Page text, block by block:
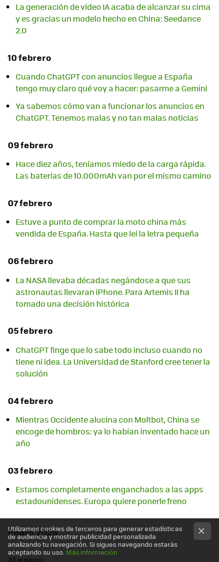
La generación de vídeo IA acaba de alcanzar su cima
y es gracias un modelo hecho en China: Seedance
2.0
10 febrero
Cuando ChatGPT con anuncios llegue a España
tengo muy claro qué voy a hacer: pasarme a Gemini
Ya sabemos cómo van a funcionar los anuncios en
ChatGPT. Tenemos malas y no tan malas noticias
09 febrero
Hace diez años, teníamos miedo de la carga rápida.
Las baterías de 10.000mAh van por el mismo camino
07 febrero
Estuve a punto de comprar la moto china más
vendida de España. Hasta que leí la letra pequeña
06 febrero
La NASA llevaba décadas negándose a que sus
astronautas llevaran iPhone. Para Artemis II ha
tomado una decisión histórica
05 febrero
ChatGPT finge que lo sabe todo incluso cuando no
tiene ni idea. La Universidad de Stanford cree tener la
solución
04 febrero
Mientras Occidente alucina con Moltbot, China se
encoge de hombros: ya lo habían inventado hace un
año
03 febrero
Estamos completamente enganchados a las apps
estadounidenses. Europa quiere ponerle freno
Enero 2026
Utilizamos cookies de terceros para generar estadísticas
de audiencia y mostrar publicidad personalizada
analizando tu navegación. Si sigues navegando estarás
aceptando su uso. Más información